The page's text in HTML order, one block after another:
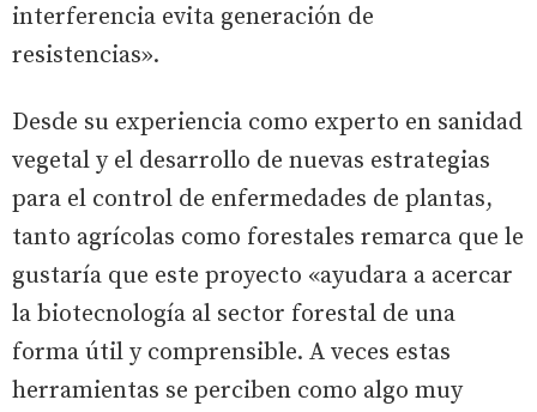
interferencia evita generación de
resistencias».
Desde su experiencia como experto en sanidad
vegetal y el desarrollo de nuevas estrategias
para el control de enfermedades de plantas,
tanto agrícolas como forestales remarca que le
gustaría que este proyecto «ayudara a acercar
la biotecnología al sector forestal de una
forma útil y comprensible. A veces estas
herramientas se perciben como algo muy